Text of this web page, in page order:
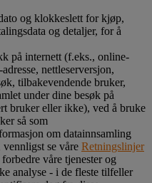
og klokkeslett for kjøp,
og detaljer, for å
på internett (f.eks., online-
nettleserversjon,
tilbakevendende bruker,
under dine besøk på
bruker eller ikke), ved å bruke
så som
om datainnsamling
se våre Retningslinjer
våre tjenester og
analyse - i de fleste tilfeller